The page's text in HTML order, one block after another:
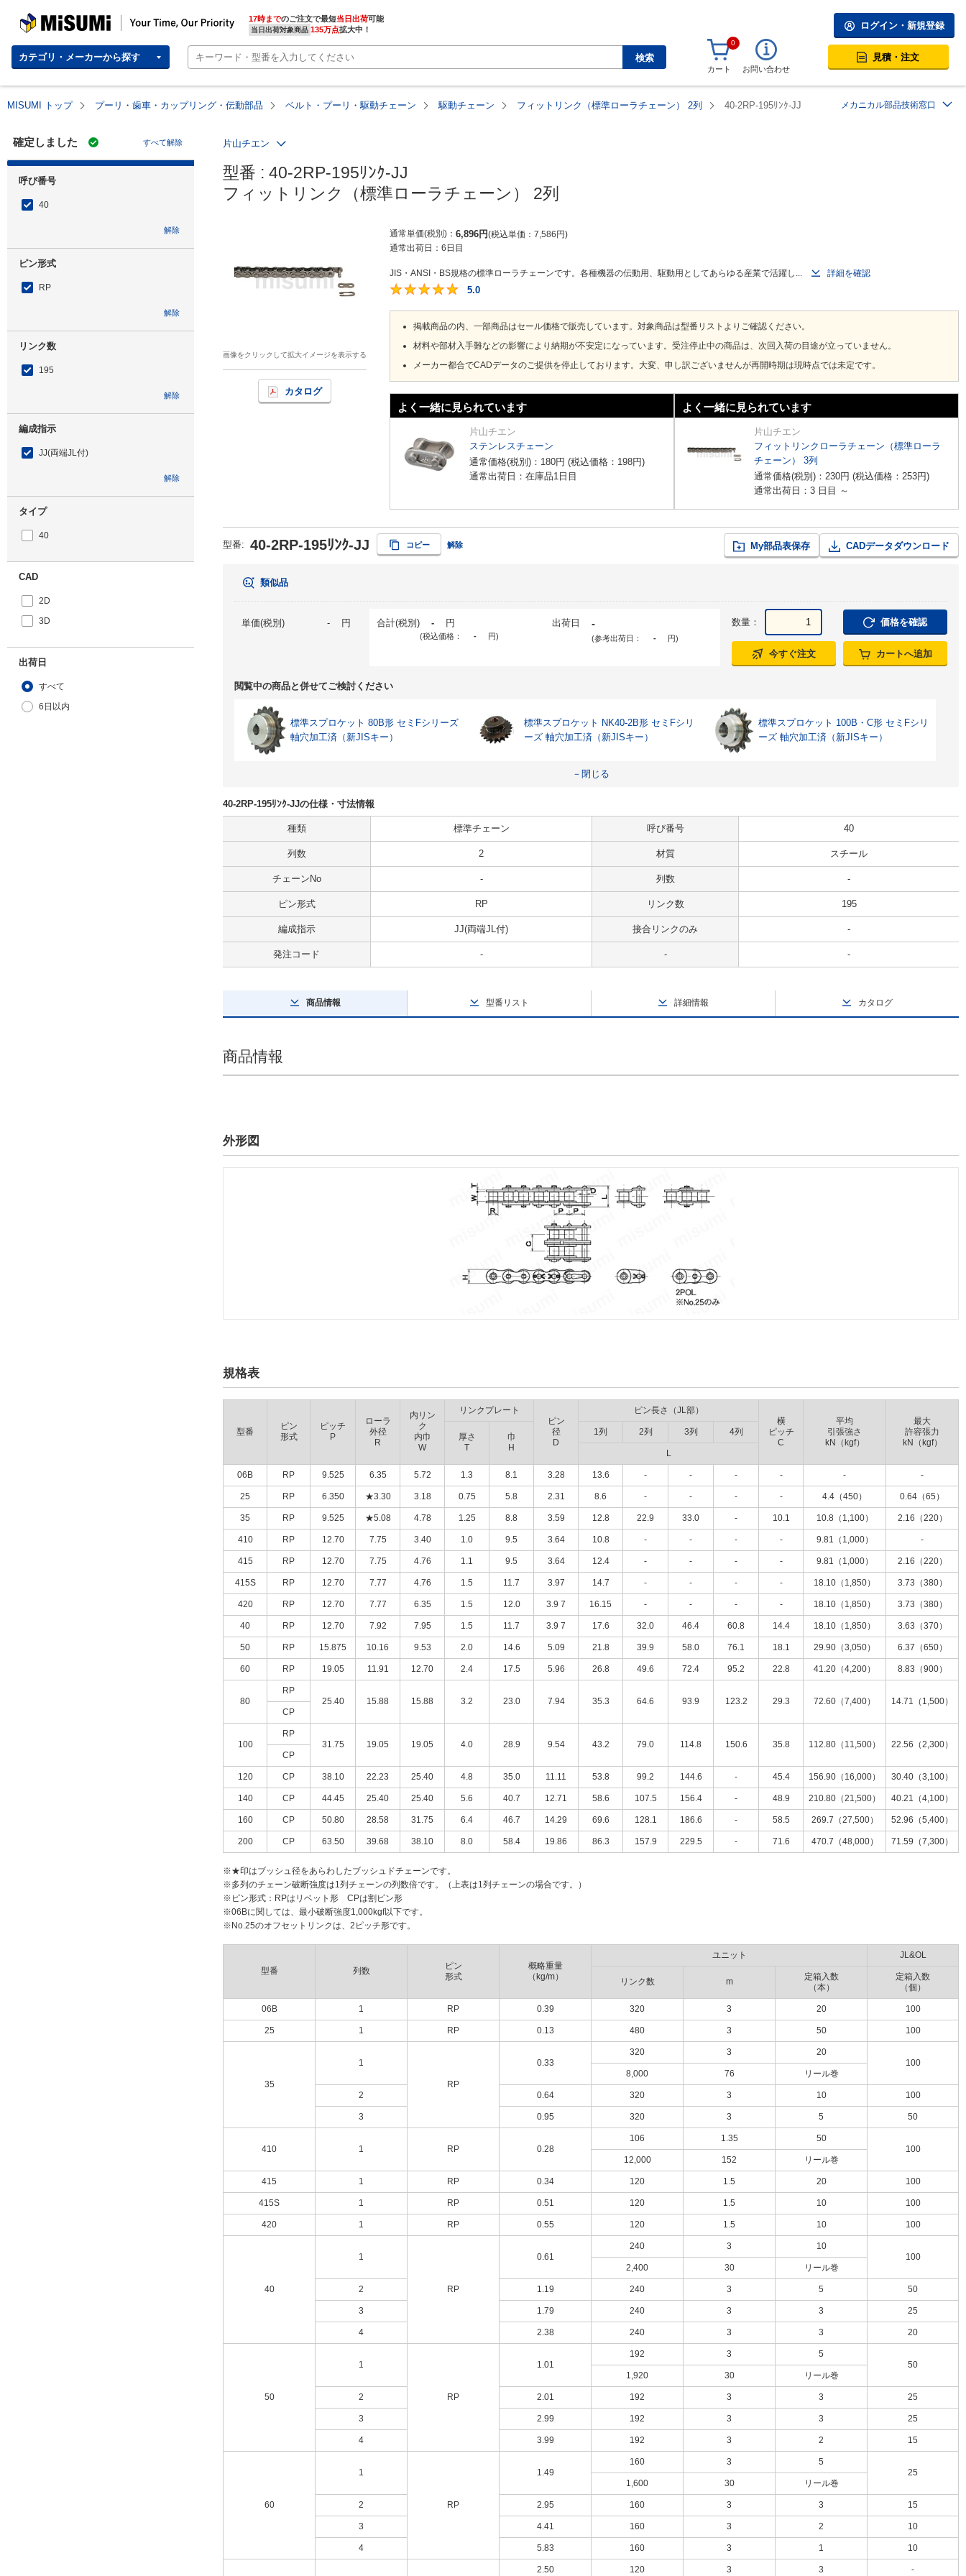
MISUMI | Your Time, Our Priority 17時までのご注文で最短当日出荷
当日出荷対象商品 135万点拡大中！
カテゴリ・メーカーから探す 検索
ログイン・新規登録
0
カート お問い合わせ
見積・注文
MISUMI トップ プーリ・歯車・カップリング・伝動部品 ベルト・プーリ・駆動チェーン 駆動チェーン フィットリンク（標準ローラチェーン） 2列 40-2RP-195ﾘﾝｸ-JJ メカニカル部品技術窓口
確定しました すべて解除
呼び番号
40
解除
ピン形式
RP
解除
リンク数
195
解除
編成指示
JJ(両端JL付)
解除
タイプ
40
CAD
2D
3D
出荷日
すべて
6日以内
片山チエン
型番 : 40-2RP-195ﾘﾝｸ-JJ
フィットリンク（標準ローラチェーン） 2列
画像をクリックして拡大イメージを表示する
カタログ
通常単価(税別) 6,896円 税込単価 7,586円
通常出荷日： 6日目
JIS・ANSI・BS規格の標準ローラチェーンです。各種機器の伝動用、駆動用としてあらゆる産業で活躍し...
詳細を確認
5.0
掲載商品の内、一部商品はセール価格で販売しています。対象商品は型番リストよりご確認ください。
材料や部材入手難などの影響により納期が不安定になっています。受注停止中の商品は、次回入荷の目途が立っていません。
メーカー都合でCADデータのご提供を停止しております。大変、申し訳ございませんが再開時期は現時点では未定です。
よく一緒に見られています
片山チエン
ステンレスチェーン
通常価格(税別)： 180円 (税込価格： 198円)
通常出荷日：在庫品1日目
よく一緒に見られています
片山チエン
フィットリンクローラチェーン（標準ローラ
チェーン） 3列
通常価格(税別)： 230円 (税込価格： 253円)
通常出荷日：3 日目 ～
型番: 40-2RP-195ﾘﾝｸ-JJ コピー 解除 My部品表保存 CADデータダウンロード
類似品
単価(税別) - 円 合計(税別) - 円
(税込価格： - 円)
出荷日 -
(参考出荷日： - 円)
数量： 価格を確認
今すぐ注文 カートへ追加
閲覧中の商品と併せてご検討ください
標準スプロケット 80B形 セミFシリーズ
軸穴加工済（新JISキー）
標準スプロケット NK40-2B形 セミFシリ
ーズ 軸穴加工済（新JISキー）
標準スプロケット 100B・C形 セミFシリ
ーズ 軸穴加工済（新JISキー）
－閉じる
40-2RP-195ﾘﾝｸ-JJの仕様・寸法情報
種類 標準チェーン 呼び番号 40
列数 2 材質 スチール
チェーンNo - 列数 -
ピン形式 RP リンク数 195
編成指示 JJ(両端JL付) 接合リンクのみ -
発注コード - - -
商品情報 型番リスト 詳細情報 カタログ
商品情報
外形図
規格表
型番
ピン
形式
ピッチ
P
ローラ
外径
R
内リン
ク
内巾
W
リンクプレート
ピン
径
D
ピン長さ（JL部）
横
ピッチ
C
平均
引張強さ
kN（kgf）
最大
許容張力
kN（kgf）
厚さ
T
巾
H
1列 2列 3列 4列
L
06B RP 9.525 6.35 5.72 1.3 8.1 3.28 13.6 - - - - - -
25 RP 6.350 ★3.30 3.18 0.75 5.8 2.31 8.6 - - - - 4.4（450） 0.64（65）
35 RP 9.525 ★5.08 4.78 1.25 8.8 3.59 12.8 22.9 33.0 - 10.1 10.8（1,100） 2.16（220）
410 RP 12.70 7.75 3.40 1.0 9.5 3.64 10.8 - - - - 9.81（1,000） -
415 RP 12.70 7.75 4.76 1.1 9.5 3.64 12.4 - - - - 9.81（1,000） 2.16（220）
415S RP 12.70 7.77 4.76 1.5 11.7 3.97 14.7 - - - - 18.10（1,850） 3.73（380）
420 RP 12.70 7.77 6.35 1.5 12.0 3.9 7 16.15 - - - - 18.10（1,850） 3.73（380）
40 RP 12.70 7.92 7.95 1.5 11.7 3.9 7 17.6 32.0 46.4 60.8 14.4 18.10（1,850） 3.63（370）
50 RP 15.875 10.16 9.53 2.0 14.6 5.09 21.8 39.9 58.0 76.1 18.1 29.90（3,050） 6.37（650）
60 RP 19.05 11.91 12.70 2.4 17.5 5.96 26.8 49.6 72.4 95.2 22.8 41.20（4,200） 8.83（900）
80
RP
25.40
15.88 15.88 3.2 23.0 7.94 35.3 64.6 93.9 123.2 29.3 72.60（7,400）
14.71（1,500）
CP
100
RP
31.75
19.05 19.05 4.0 28.9 9.54 43.2 79.0 114.8 150.6 35.8 112.80（11,500）
22.56（2,300）
CP
120 CP 38.10 22.23 25.40 4.8 35.0 11.11 53.8 99.2 144.6 - 45.4 156.90（16,000） 30.40（3,100）
140 CP 44.45 25.40 25.40 5.6 40.7 12.71 58.6 107.5 156.4 - 48.9 210.80（21,500） 40.21（4,100）
160 CP 50.80 28.58 31.75 6.4 46.7 14.29 69.6 128.1 186.6 - 58.5 269.7（27,500） 52.96（5,400）
200 CP 63.50 39.68 38.10 8.0 58.4 19.86 86.3 157.9 229.5 - 71.6 470.7（48,000） 71.59（7,300）
※★印はブッシュ径をあらわしたブッシュドチェーンです。
※多列のチェーン破断強度は1列チェーンの列数倍です。（上表は1列チェーンの場合です。）
※ピン形式：RPはリベット形 CPは割ピン形
※06Bに関しては、最小破断強度1,000kgf以下です。
※No.25のオフセットリンクは、2ピッチ形です。
型番 列数
ピン
形式
概略重量
（kg/m）
ユニット JL&OL
リンク数 m
定箱入数
（本）
定箱入数
（個）
06B 1 RP 0.39 320 3 20 100
25 1 RP 0.13 480 3 50 100
35
1
RP
0.33
320 3
20
100
8,000
76 リール巻
2 0.64 320 3 10 100
3 0.95 320 3 5 50
410 1 RP 0.28
106 1.35
50
100
12,000
152 リール巻
415 1 RP 0.34 120 1.5 20 100
415S 1 RP 0.51 120 1.5 10 100
420 1 RP 0.55 120 1.5 10 100
40
1
RP
0.61
240 3
10
100
2,400
30 リール巻
2 1.19 240 3 5 50
3 1.79 240 3 3 25
4 2.38 240 3 3 20
50
1
RP
1.01
192 3
5
50
1,920
30 リール巻
2 2.01 192 3 3 25
3 2.99 192 3 3 25
4 3.99 192 3 2 15
60
1
RP
1.49
160 3
5
25
1,600
30 リール巻
2 2.95 160 3 3 15
3 4.41 160 3 2 10
4 5.83 160 3 1 10
2.50 120 3 3 -